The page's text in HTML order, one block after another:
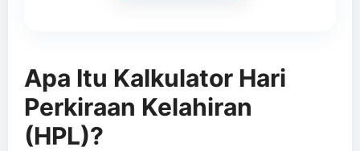
Apa Itu Kalkulator Hari
Perkiraan Kelahiran
(HPL)?